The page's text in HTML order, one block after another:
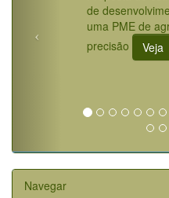
de
uma PME de
precisão
Veja
Navegar